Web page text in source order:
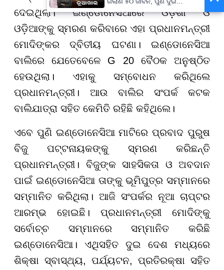
ଦେଇଥିଲା। ଇଣ୍ଡୋନେସିଆରେ ଓଡ଼ିଶା ଓ
ଓଡ଼ିଆଙ୍କୁ ସ୍ମରଣ କରିବାରେ ଏହା ପ୍ରଧାନମନ୍ତ୍ରୀ
ମୋଦିଙ୍କର ଦ୍ବିତୀୟ ଘଟଣା। ଇଣ୍ଡୋନେସିଆ
ବାଲିରେ ଯେତେବେଳେ G 20 ବୈଠକ ଅନୁଷ୍ଠିତ
ହେଉଥିଲା। ଏହାକୁ ସମ୍ବୋଧନ କରିଥିଲେ
ପ୍ରଧାନମନ୍ତ୍ରୀ। ଆଉ ବାଲିର ସଂପର୍କ କଟକ
ବାଲିଯାତ୍ରା ସହିତ କେମିତି ରହିଛି କହିଥିଲେ।
ଏବେ ପୁଣି ଇଣ୍ଡୋନେସିଆ ମାଟିରେ ପ୍ରବାଦ ପୁରୁଷ
ବିଜୁ ପଟ୍ଟନାୟକଙ୍କୁ ସ୍ମରଣ କରିଛନ୍ତି
ପ୍ରଧାନମନ୍ତ୍ରୀ। ବିଜୁଙ୍କ ସାହସିକତା ଓ ଅବଦାନ
ପାଇଁ ଇଣ୍ଡୋନେସିଆ ତାଙ୍କୁ ଭୂମିପୁତ୍ର ସମ୍ମାନରେ
ସମ୍ମାନିତ କରିଥିଲା। ଆଜି ସଂପର୍କର ନୂଆ ଚାପ୍ଟର
ଆରମ୍ଭ ହୋଇଛି। ପ୍ରଧାନମନ୍ତ୍ରୀ ମୋଦିଙ୍କୁ
ସର୍ବୋଚ୍ଚ ସମ୍ମାନରେ ସମ୍ମାନିତ କରିଛି
ଇଣ୍ଡୋନେସିଆ। ଏଥିସହିତ ଦୁଇ ଦେଶ ମଧ୍ୟରେ
ଶିକ୍ଷା ସ୍ବାସ୍ଥ୍ୟ, ପର୍ଯ୍ୟଟନ, ପ୍ରତିରକ୍ଷା ସହିତ